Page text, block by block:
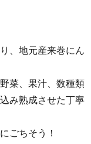
、地元産来巻にん
菜、果汁、数種類
み熟成させた丁寧
ごちそう！